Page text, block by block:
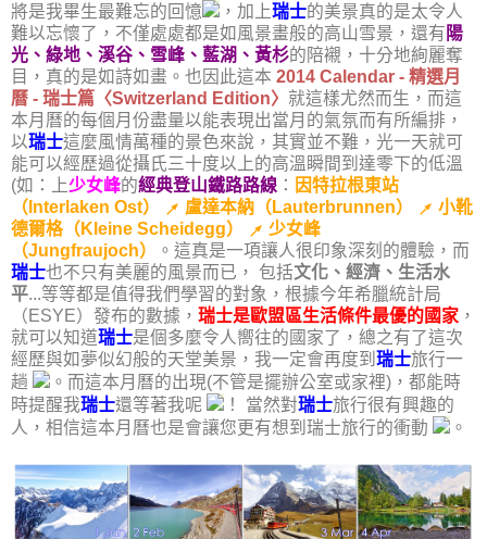
將是我畢生最難忘的回憶
，加上瑞士的美景真的是太令人
難以忘懷了，不僅處處都是如風景畫般的高山雪景，還有 陽
光、綠地、溪谷、雪峰、藍湖、黃杉的陪襯，十分地絢麗奪
目，真的是如詩如畫。也因此這本 2014 Calendar - 精選月
曆 - 瑞士篇〈Switzerland Edition〉 就這樣尤然而生，而這
本月曆的每個月份盡量以能表現出當月的氣氛而有所編排，
以瑞士這麼風情萬種的景色來說，其實並不難，光一天就可
能可以經歷過從攝氏三十度以上的高溫瞬間到達零下的低溫
(如：上少女峰的經典登山鐵路路線 ： 因特拉根東站
（Interlaken Ost） ↗ 盧達本納（Lauterbrunnen） ↗ 小靴
德爾格（Kleine Scheidegg） ↗ 少女峰
（Jungfraujoch）
。這真是一項讓人很印象深刻的體驗，而
瑞士也不只有美麗的風景而已， 包括文化、經濟、生活水
平...等等都是值得我們學習的對象，根據今年希臘統計局
（ESYE）發布的數據， 瑞士是歐盟區生活條件最優的國家 ，
就可以知道瑞士是個多麼令人嚮往的國家了，總之有了這次
經歷與如夢似幻般的天堂美景，我一定會再度到 瑞士旅行一
趟
。而這本月曆的出現(不管是擺辦公室或家裡)，都能時
時提醒我瑞士還等著我呢 ！ 當然對瑞士旅行很有興趣的
人，相信這本月曆也是會讓您更有想到瑞士旅行的衝動
。